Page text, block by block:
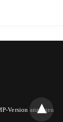
Version anzeigen